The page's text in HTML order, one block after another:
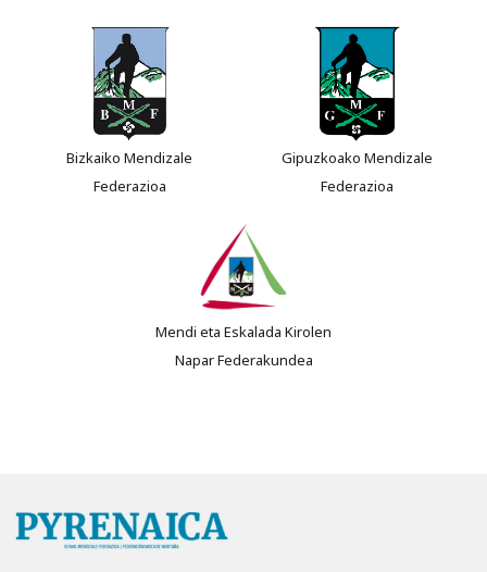
Bizkaiko Mendizale
Federazioa
Gipuzkoako Mendizale
Federazioa
Mendi eta Eskalada Kirolen
Napar Federakundea